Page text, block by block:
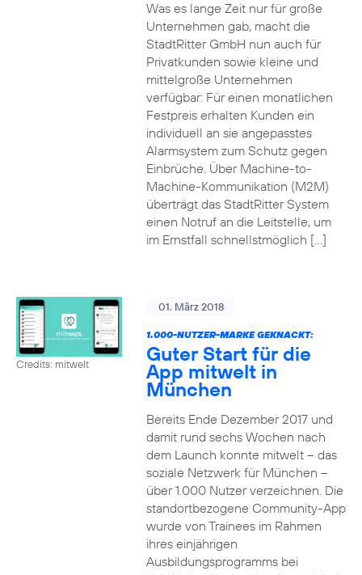
Was es lange Zeit nur für große
Unternehmen gab, macht die
StadtRitter GmbH nun auch für
Privatkunden sowie kleine und
mittelgroße Unternehmen
verfügbar: Für einen monatlichen
Festpreis erhalten Kunden ein
individuell an sie angepasstes
Alarmsystem zum Schutz gegen
Einbrüche. Über Machine-to-
Machine-Kommunikation (M2M)
überträgt das StadtRitter System
einen Notruf an die Leitstelle, um
im Ernstfall schnellstmöglich […]
Credits: mitwelt
01. März 2018
1.000-NUTZER-MARKE GEKNACKT:
Guter Start für die
App mitwelt in
München
Bereits Ende Dezember 2017 und
damit rund sechs Wochen nach
dem Launch konnte mitwelt – das
soziale Netzwerk für München –
über 1.000 Nutzer verzeichnen. Die
standortbezogene Community-App
wurde von Trainees im Rahmen
ihres einjährigen
Ausbildungsprogramms bei